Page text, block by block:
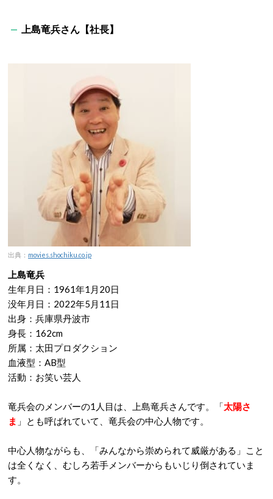
上島竜兵さん【社長】
出典： movies.shochiku.co.jp
上島竜兵
生年月日：1961年1月20日
没年月日：2022年5月11日
出身：兵庫県丹波市
身長：162cm
所属：太田プロダクション
血液型：AB型
活動：お笑い芸人
竜兵会のメンバーの1人目は、上島竜兵さんです。「太陽さ
ま 」とも呼ばれていて、竜兵会の中心人物です。
中心人物ながらも、「みんなから崇められて威厳がある」こと
は全くなく、むしろ若手メンバーからもいじり倒されていま
す。